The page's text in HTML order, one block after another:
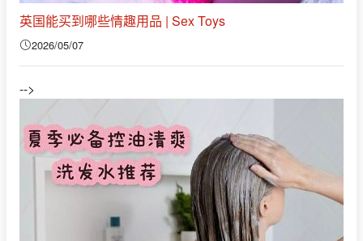
英国能买到哪些情趣用品 | Sex Toys
2026/05/07
-->